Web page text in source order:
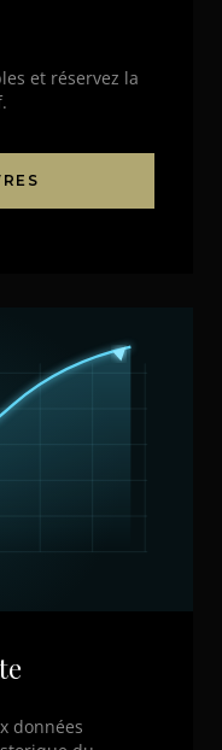
et réservez la
données